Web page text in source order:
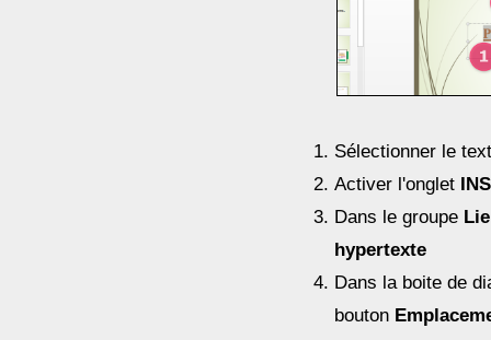
Sélectionner le
Activer l'onglet
Dans le groupe
hypertexte
Dans la boite de
bouton